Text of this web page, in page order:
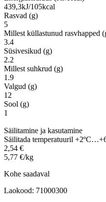
439,3kJ/105kcal
Rasvad (g)
5
Millest küllastunud rasvhapped
3.4
Süsivesikud (g)
2.2
Millest suhkrud (g)
1.9
Valgud (g)
12
Sool (g)
1
Säilitamine ja kasutamine
Säilitada temperatuuril
2,54 €
5,77 €/kg
Kohe saadaval
Laokood: 71000300